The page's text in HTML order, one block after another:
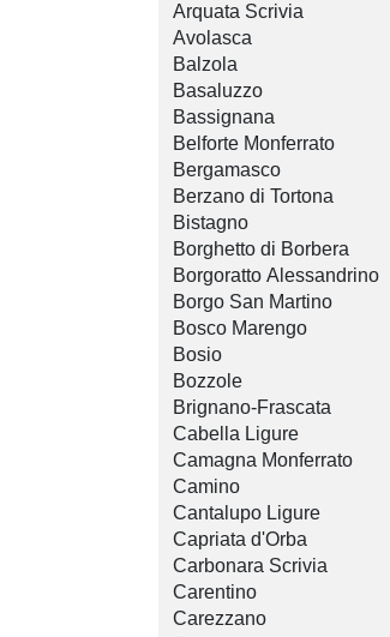
Arquata Scrivia
Avolasca
Balzola
Basaluzzo
Bassignana
Belforte Monferrato
Bergamasco
Berzano di Tortona
Bistagno
Borghetto di Borbera
Borgoratto Alessandrino
Borgo San Martino
Bosco Marengo
Bosio
Bozzole
Brignano-Frascata
Cabella Ligure
Camagna Monferrato
Camino
Cantalupo Ligure
Capriata d'Orba
Carbonara Scrivia
Carentino
Carezzano